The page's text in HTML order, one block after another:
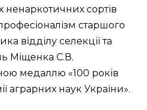
сортів
старшого
відділу селекції та
Міщенка С.В.
медаллю «100 років
аграрних наук України».